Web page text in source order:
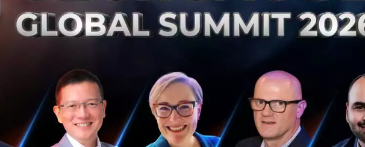
าร Women Leaders in AI ประจำปีขึ้น ในปี 2019 เพื่อเชิดชูสตรีที่เป็นผู้นำในการใช้
มการมีส่วนร่วมที่หลากหลายในสาขาดังกล่าว และสร้างเครือข่ายการเรียนรู้ร่วมกันให้
วทางการสร้าง AI ที่ครอบคลุม เที่ยงตรง และอธิบายได้ จากประสบการณ์ของผู้นำ
องที่สำคัญมากโดยเฉพาะในช่วงเวลาที่อุตสาหกรรมต่างๆ กำลังมองหาแนวทางที่จะ
ยืดหยุ่นมากขึ้นหลังจากการแพร่ระบาด ผู้นำ 40 คนที่ได้รับการยกย่องในปี 2021 นี้
โดยพิจารณาจากการที่พวกเธอใช้ AI เป็นตัวเร่งทรานส์ฟอร์เมชันเพื่อสร้างผลลัพธ์
ะพนักงาน รวมถึงลูกค้าและประชาชนที่องค์กรเหล่านี้ให้บริการ